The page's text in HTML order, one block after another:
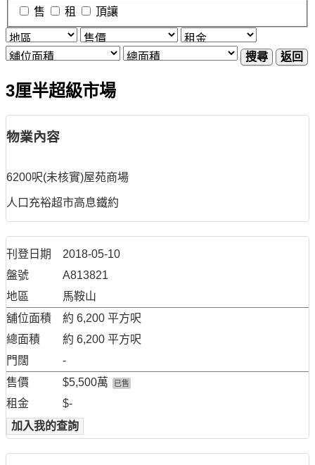
售 租 頂讓
搜尋 返回
3厘半超級市場
物業內容
6200呎(未核實)屋苑商場
人口充裕超市高息鐵約
刊登日期
2018-05-10
盤號
A813821
地區
馬鞍山
舖位面積
約 6,200 平方呎
總面積
約 6,200 平方呎
門闊
-
售價
$5,500萬 已售
租金
$-
加入我的查詢